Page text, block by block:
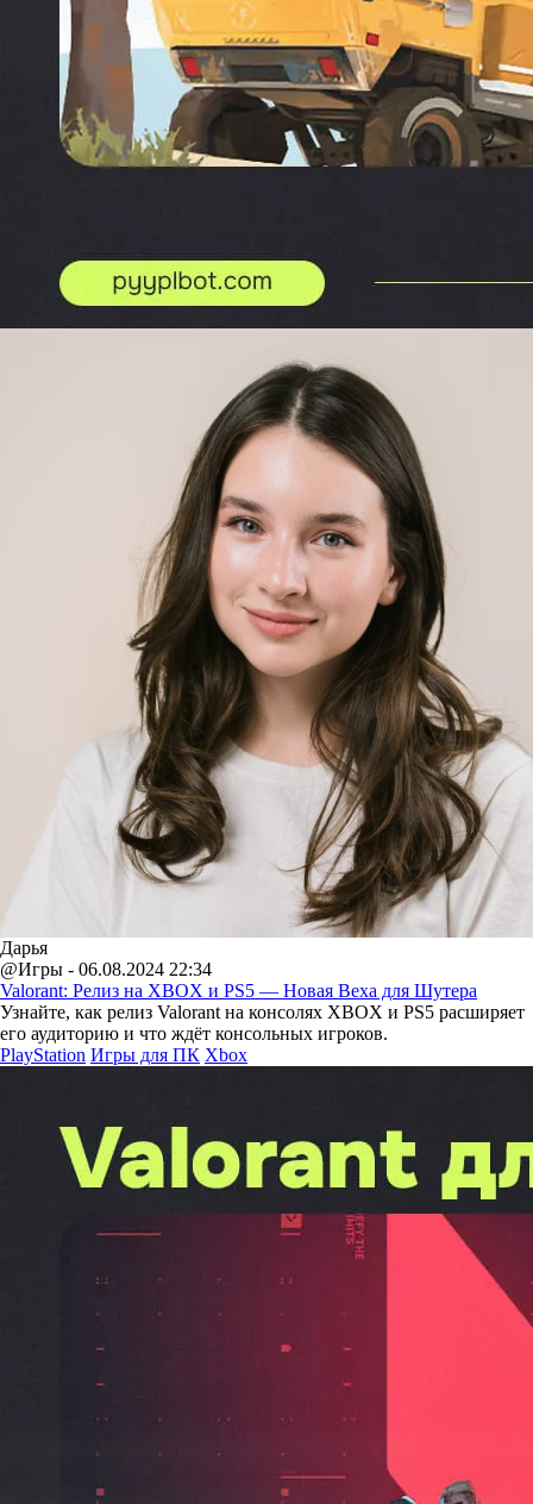
Дарья
@Игры - 06.08.2024 22:34
Valorant: Релиз на XBOX и PS5 — Новая Веха для Шутера
Узнайте, как релиз Valorant на консолях XBOX и PS5 расширяет
его аудиторию и что ждёт консольных игроков.
PlayStation Игры для ПК Xbox